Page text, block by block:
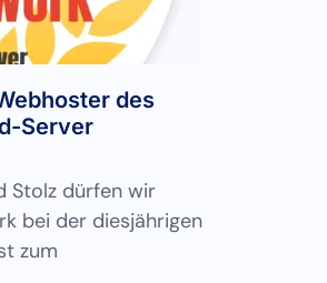
des
Server
Stolz dürfen wir
bei der diesjährigen
zum